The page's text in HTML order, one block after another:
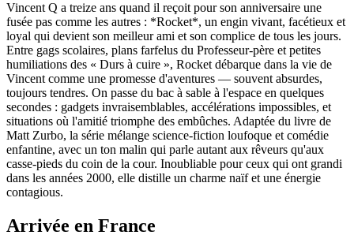
Vincent Q a treize ans quand il reçoit pour son anniversaire une
fusée pas comme les autres : *Rocket*, un engin vivant, facétieux et
loyal qui devient son meilleur ami et son complice de tous les jours.
Entre gags scolaires, plans farfelus du Professeur-père et petites
humiliations des « Durs à cuire », Rocket débarque dans la vie de
Vincent comme une promesse d'aventures — souvent absurdes,
toujours tendres. On passe du bac à sable à l'espace en quelques
secondes : gadgets invraisemblables, accélérations impossibles, et
situations où l'amitié triomphe des embûches. Adaptée du livre de
Matt Zurbo, la série mélange science-fiction loufoque et comédie
enfantine, avec un ton malin qui parle autant aux rêveurs qu'aux
casse-pieds du coin de la cour. Inoubliable pour ceux qui ont grandi
dans les années 2000, elle distille un charme naïf et une énergie
contagious.
Arrivée en France